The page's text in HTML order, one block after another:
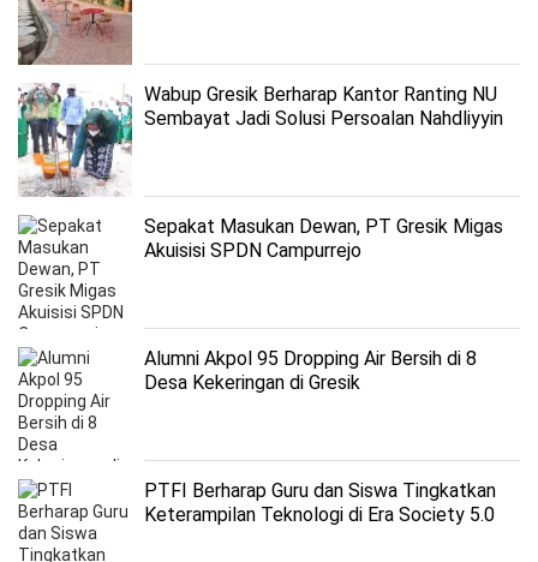
Wabup Gresik Berharap Kantor Ranting NU
Sembayat Jadi Solusi Persoalan Nahdliyyin
Sepakat Masukan Dewan, PT Gresik Migas
Akuisisi SPDN Campurrejo
Alumni Akpol 95 Dropping Air Bersih di 8
Desa Kekeringan di Gresik
PTFI Berharap Guru dan Siswa Tingkatkan
Keterampilan Teknologi di Era Society 5.0